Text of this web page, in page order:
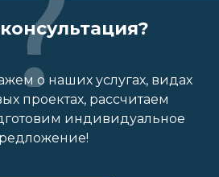
о наших услугах, видах
проектах, рассчитаем
индивидуальное